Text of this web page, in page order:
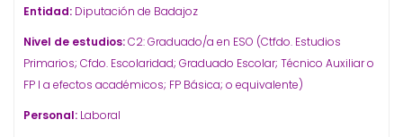
Entidad: Diputación de Badajoz
Nivel de estudios:C2: Graduado/a en ESO (Ctfdo. Estudios
Primarios; Cfdo. Escolaridad; Graduado Escolar; Técnico Auxiliar o
FP I a efectos académicos; FP Básica; o equivalente)
Personal: Laboral